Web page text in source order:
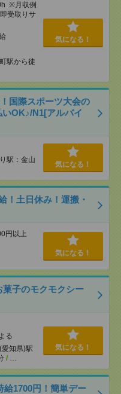
※月収例
受取りサ
駅から徒
気になる！
国際スポーツ大会の
OK♪/N1[アルバイ
駅：金山
気になる！
！土日休み！運搬・
円以上
気になる！
菓子のモクモクシー
る
愛知県)駅
/ …
気になる！
給1700円！簡単デー